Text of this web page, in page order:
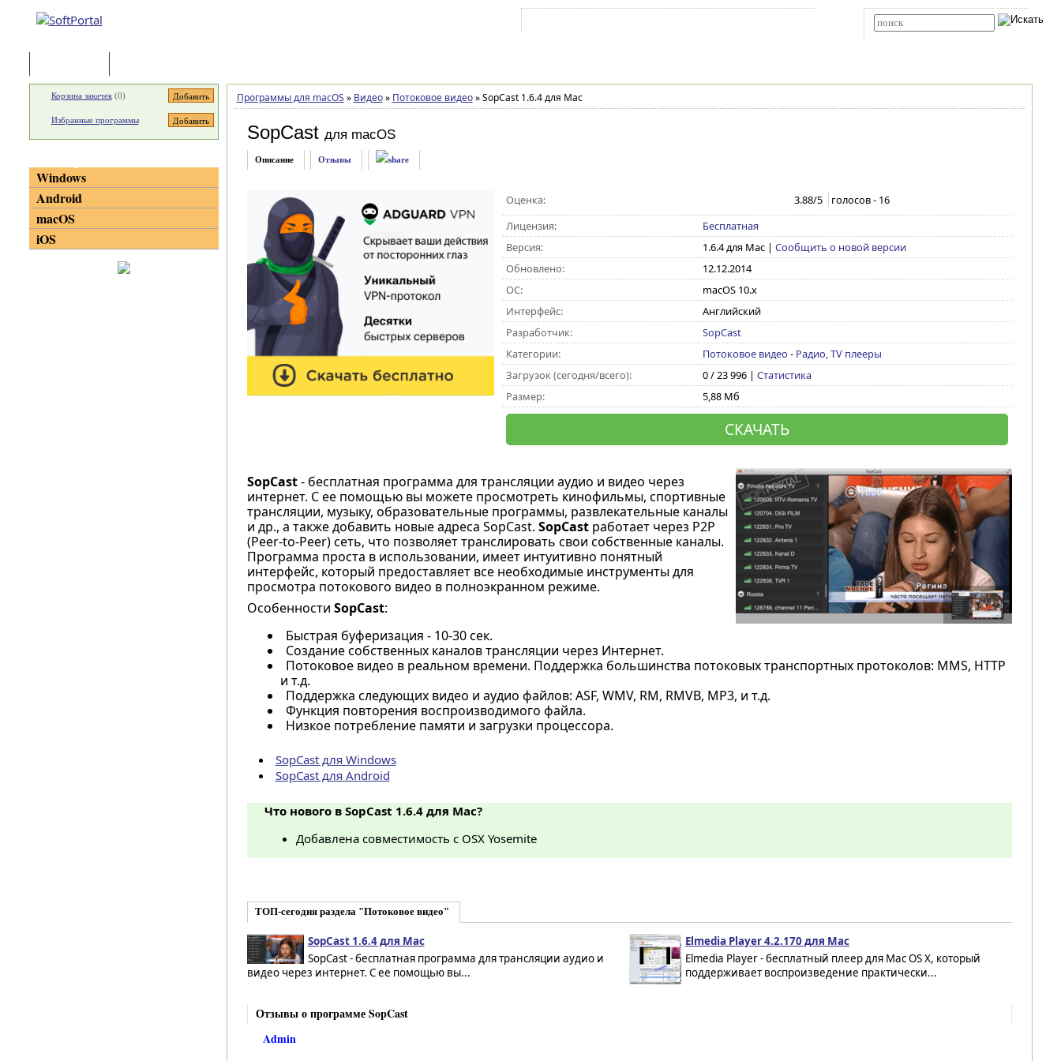
Программы для macOS » Видео » Потоковое видео »SopCast 1.6.4 для Mac
SopCast для macOS
Описание Отзывы
Оценка: 3.88/5 голосов - 16
Лицензия:
Бесплатная
Версия:
1.6.4 для Mac| Сообщить о новой версии
Обновлено:
12.12.2014
ОС:
macOS 10.x
Интерфейс:
Английский
Разработчик:
SopCast
Категории:
Потоковое видео - Радио, TV плееры
Загрузок (сегодня/всего):
0 / 23 996 | Статистика
Размер:
5,88 Мб
СКАЧАТЬ
SopCast- бесплатная программа для трансляции аудио и видео через
интернет. С ее помощью вы можете просмотреть кинофильмы, спортивные
трансляции, музыку, образовательные программы, развлекательные каналы
и др., а также добавить новые адреса SopCast. SopCastработает через P2P
(Peer-to-Peer) сеть, что позволяет транслировать свои собственные каналы.
Программа проста в использовании, имеет интуитивно понятный
интерфейс, который предоставляет все необходимые инструменты для
просмотра потокового видео в полноэкранном режиме.
Особенности SopCast:
Быстрая буферизация - 10-30 сек.
Создание собственных каналов трансляции через Интернет.
Потоковое видео в реальном времени. Поддержка большинства потоковых транспортных протоколов: MMS, HTTP
и т.д.
Поддержка следующих видео и аудио файлов: ASF, WMV, RM, RMVB, MP3, и т.д.
Функция повторения воспроизводимого файла.
Низкое потребление памяти и загрузки процессора.
SopCast для Windows
SopCast для Android
Что нового в SopCast 1.6.4 для Mac?
Добавлена совместимость с OSX Yosemite
ТОП-сегодня раздела "Потоковое видео"
SopCast 1.6.4 для Mac
SopCast - бесплатная программа для трансляции аудио и
видео через интернет. С ее помощью вы...
Elmedia Player 4.2.170 для Mac
Elmedia Player - бесплатный плеер для Mac OS X, который
поддерживает воспроизведение практически...
Отзывы о программе SopCast
Admin
Корзина закачек(0)
Избранные программы
Windows
Android
macOS
iOS